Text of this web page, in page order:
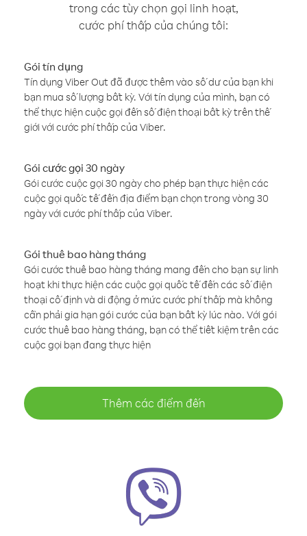
trong các tùy chọn gọi linh hoạt,
cước phí thấp của chúng tôi:
Gói tín dụng
Tín dụng Viber Out đã được thêm vào số dư của bạn khi
bạn mua số lượng bất kỳ. Với tín dụng của mình, bạn có
thể thực hiện cuộc gọi đến số điện thoại bất kỳ trên thế
giới với cước phí thấp của Viber.
Gói cước gọi 30 ngày
Gói cước cuộc gọi 30 ngày cho phép bạn thực hiện các
cuộc gọi quốc tế đến địa điểm bạn chọn trong vòng 30
ngày với cước phí thấp của Viber.
Gói thuê bao hàng tháng
Gói cước thuê bao hàng tháng mang đến cho bạn sự linh
hoạt khi thực hiện các cuộc gọi quốc tế đến các số điện
thoại cố định và di động ở mức cước phí thấp mà không
cần phải gia hạn gói cước của bạn bất kỳ lúc nào. Với gói
cước thuê bao hàng tháng, bạn có thể tiết kiệm trên các
cuộc gọi bạn đang thực hiện
Thêm các điểm đến